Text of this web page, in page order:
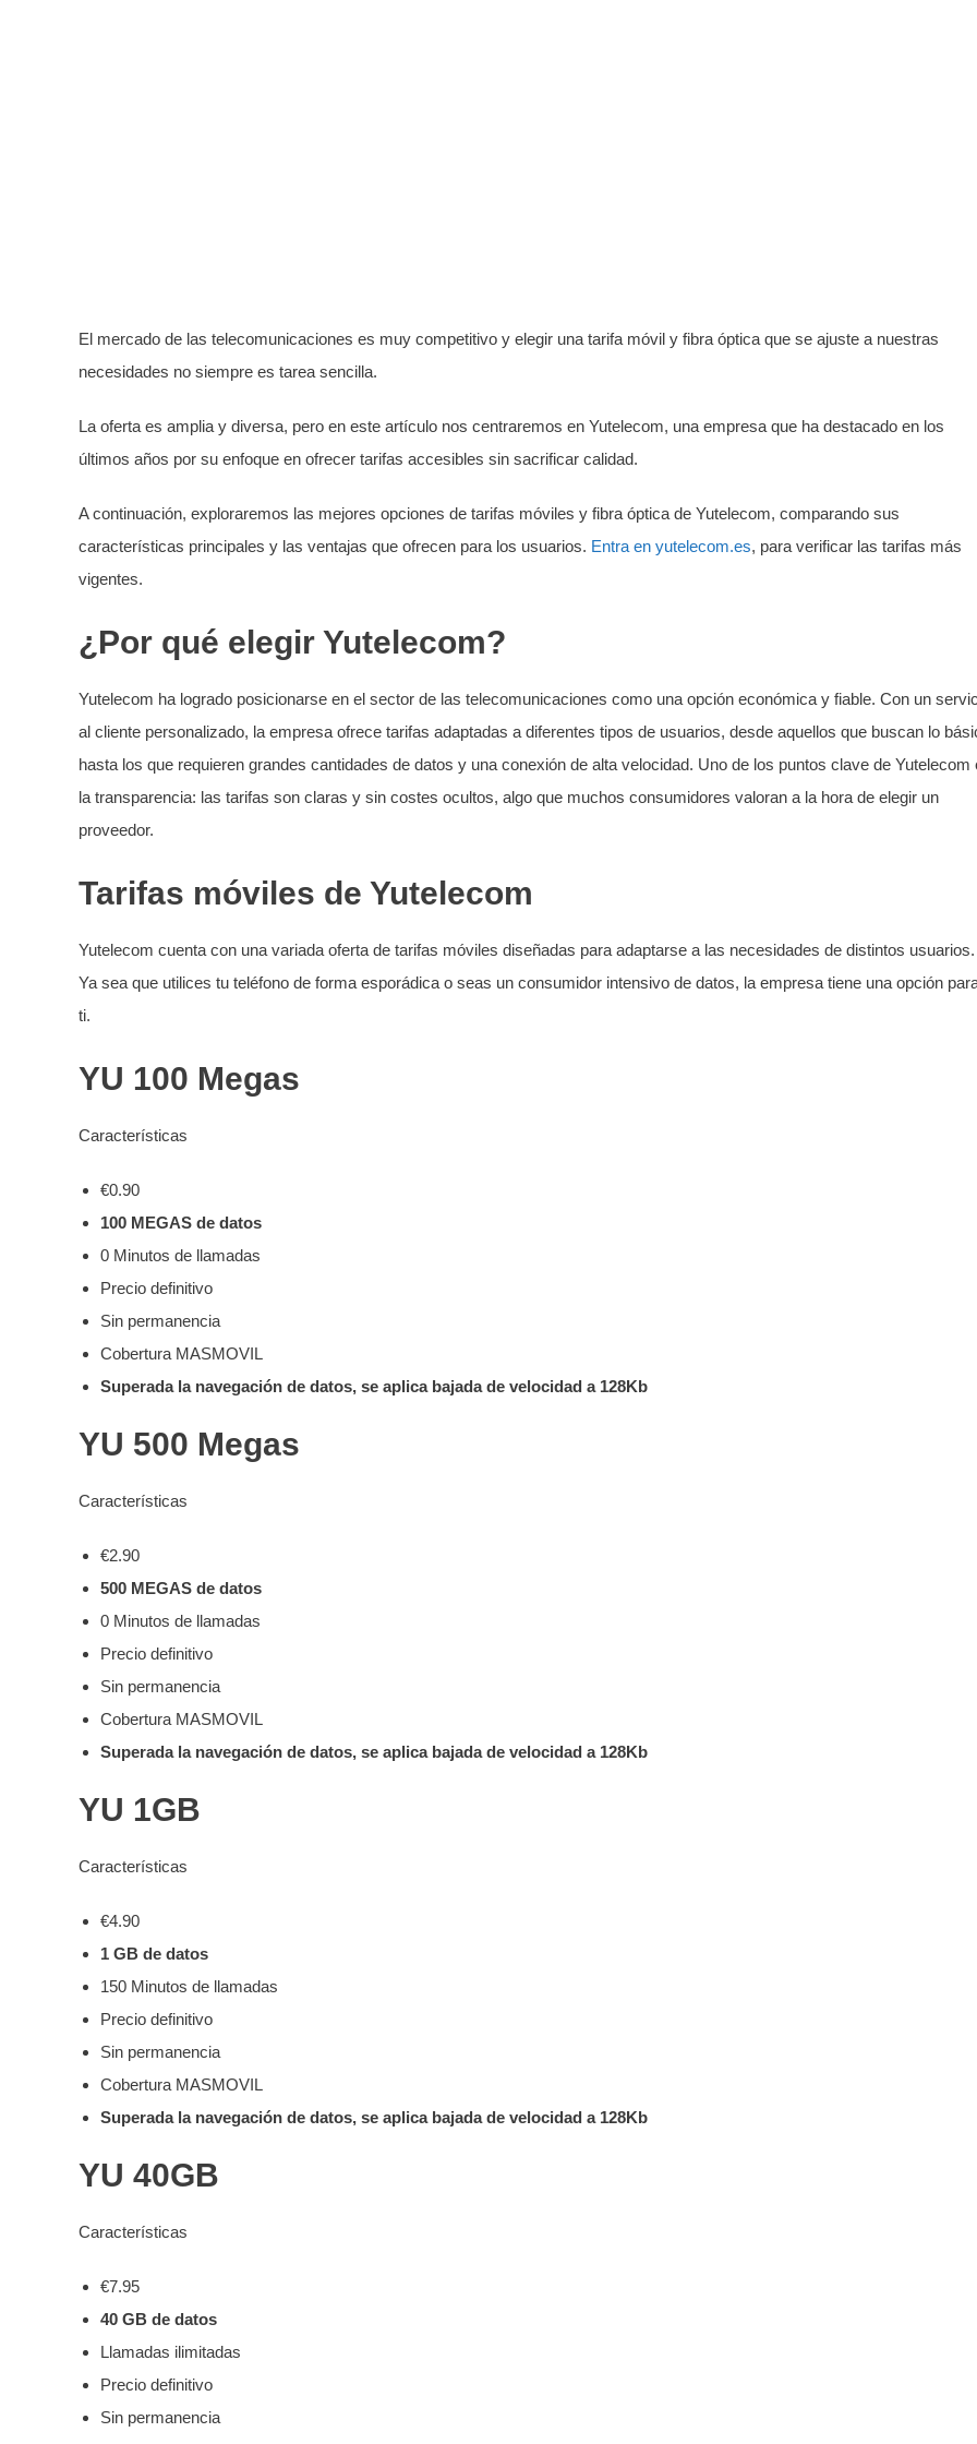
El mercado de las telecomunicaciones es muy competitivo y elegir una tarifa móvil y fibra óptica que se ajuste a nuestras
necesidades no siempre es tarea sencilla.
La oferta es amplia y diversa, pero en este artículo nos centraremos en Yutelecom, una empresa que ha destacado en los
últimos años por su enfoque en ofrecer tarifas accesibles sin sacrificar calidad.
A continuación, exploraremos las mejores opciones de tarifas móviles y fibra óptica de Yutelecom, comparando sus
características principales y las ventajas que ofrecen para los usuarios. Entra en yutelecom.es, para verificar las tarifas más
vigentes.
¿Por qué elegir Yutelecom?
Yutelecom ha logrado posicionarse en el sector de las telecomunicaciones como una opción económica y fiable. Con un
al cliente personalizado, la empresa ofrece tarifas adaptadas a diferentes tipos de usuarios, desde aquellos que buscan lo
hasta los que requieren grandes cantidades de datos y una conexión de alta velocidad. Uno de los puntos clave de Yutelecom
la transparencia: las tarifas son claras y sin costes ocultos, algo que muchos consumidores valoran a la hora de elegir un
proveedor.
Tarifas móviles de Yutelecom
Yutelecom cuenta con una variada oferta de tarifas móviles diseñadas para adaptarse a las necesidades de distintos usuarios.
Ya sea que utilices tu teléfono de forma esporádica o seas un consumidor intensivo de datos, la empresa tiene una opción
ti.
YU 100 Megas
Características
€0.90
100 MEGAS de datos
0 Minutos de llamadas
Precio definitivo
Sin permanencia
Cobertura MASMOVIL
Superada la navegación de datos, se aplica bajada de velocidad a 128Kb
YU 500 Megas
Características
€2.90
500 MEGAS de datos
0 Minutos de llamadas
Precio definitivo
Sin permanencia
Cobertura MASMOVIL
Superada la navegación de datos, se aplica bajada de velocidad a 128Kb
YU 1GB
Características
€4.90
1 GB de datos
150 Minutos de llamadas
Precio definitivo
Sin permanencia
Cobertura MASMOVIL
Superada la navegación de datos, se aplica bajada de velocidad a 128Kb
YU 40GB
Características
€7.95
40 GB de datos
Llamadas ilimitadas
Precio definitivo
Sin permanencia